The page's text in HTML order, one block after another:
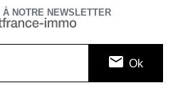
NOTRE NEWSLETTER